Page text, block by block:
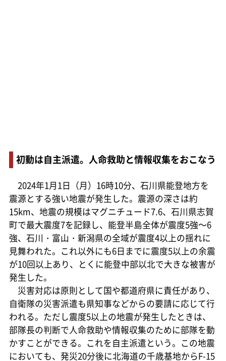
初動は自主派遣。人命救助と情報収集をおこなう
2024年1月1日（月）16時10分、石川県能登地方を
震源とする強い地震が発生した。震源の深さは約
15km、地震の規模はマグニチュード7.6、石川県志賀
町で最大震度7を記録し、能登半島全体が震度5強～6
強、石川・富山・新潟県の全域が震度4以上の揺れに
見舞われた。これ以外にも6日までに震度5以上の余震
が10回以上あり、とくに能登中部以北で大きな被害が
発生した。
災害対応は原則として国や都道府県に責任があり、
自衛隊の災害派遣も県知事などからの要請に応じて行
われる。ただし震度5以上の地震が発生したときは、
部隊長の判断で人命救助や情報収集のために部隊を動
かすことができる。これを自主派遣という。この地震
においても、発災20分後に北海道の千歳基地からF-15